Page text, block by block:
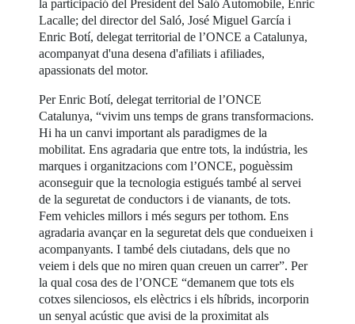
la participació del President del Saló Automobile, Enric
Lacalle; del director del Saló, José Miguel García i
Enric Botí, delegat territorial de l’ONCE a Catalunya,
acompanyat d'una desena d'afiliats i afiliades,
apassionats del motor.
Per Enric Botí, delegat territorial de l’ONCE
Catalunya, “vivim uns temps de grans transformacions.
Hi ha un canvi important als paradigmes de la
mobilitat. Ens agradaria que entre tots, la indústria, les
marques i organitzacions com l’ONCE, poguèssim
aconseguir que la tecnologia estigués també al servei
de la seguretat de conductors i de vianants, de tots.
Fem vehicles millors i més segurs per tothom. Ens
agradaria avançar en la seguretat dels que condueixen i
acompanyants. I també dels ciutadans, dels que no
veiem i dels que no miren quan creuen un carrer”. Per
la qual cosa des de l’ONCE “demanem que tots els
cotxes silenciosos, els elèctrics i els híbrids, incorporin
un senyal acústic que avisi de la proximitat als